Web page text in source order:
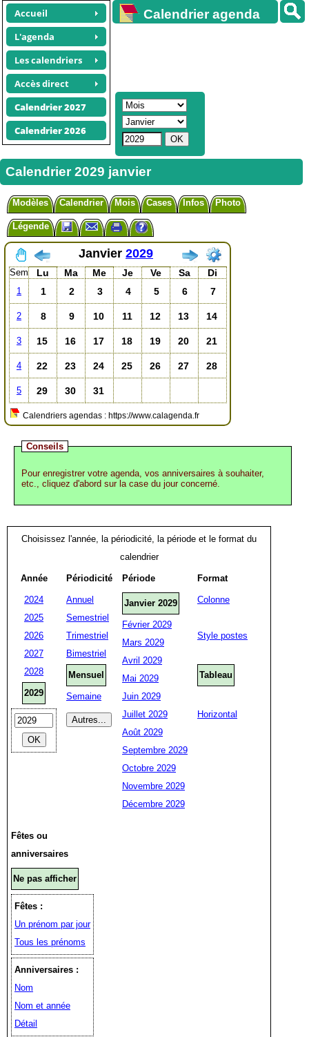
Accueil
L'agenda
Les calendriers
Accès direct
Calendrier 2027
Calendrier 2026
Calendrier agenda
Calendrier 2029 janvier
Modèles Calendrier Mois Cases Infos Photo
Légende
Janvier 2029
Sem Lu Ma Me Je Ve Sa Di
1 1 2 3 4 5 6 7
2 8 9 10 11 12 13 14
3 15 16 17 18 19 20 21
4 22 23 24 25 26 27 28
5 29 30 31
Calendriers agendas : https://www.calagenda.fr
Conseils
Pour enregistrer votre agenda, vos anniversaires à souhaiter,
etc., cliquez d'abord sur la case du jour concerné.
Choisissez l'année, la périodicité, la période et le format du
calendrier
Année
2024
2025
2026
2027
2028
2029
Périodicité
Annuel
Semestriel
Trimestriel
Bimestriel
Mensuel
Semaine
Période
Janvier 2029
Février 2029
Mars 2029
Avril 2029
Mai 2029
Juin 2029
Juillet 2029
Août 2029
Septembre 2029
Octobre 2029
Novembre 2029
Décembre 2029
Format
Colonne
Style postes
Tableau
Horizontal
Fêtes ou
anniversaires
Ne pas afficher
Fêtes :
Un prénom par jour
Tous les prénoms
Anniversaires :
Nom
Nom et année
Détail